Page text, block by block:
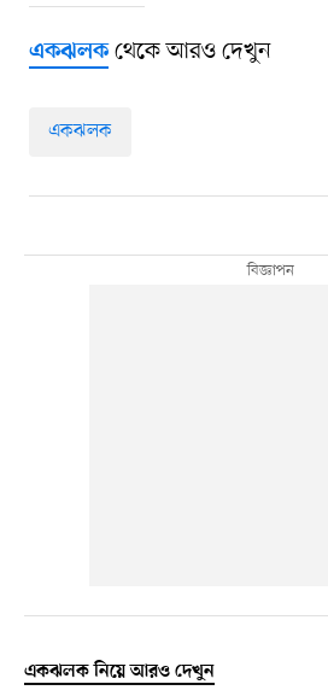
একঝলকথেকে আরও দেখুন
একঝলক
একঝলক নিয়ে আরও দেখুন